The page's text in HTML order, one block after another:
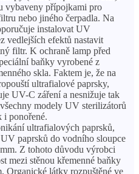
vybaveny přípojkami pro
nebo jiného čerpadla. Na
instalovat UV
vedlejších efektů nastavit
filtr. K ochraně lamp před
baňky vyrobené z
skla. Faktem je, že na
ultrafialové paprsky,
UV-C záření a nesnižuje tak
modely UV sterilizátorů
i ponořené.
ultrafialových paprsků,
paprsků do vodního sloupce
Z tohoto důvodu výrobci
mezi stěnou křemenné baňky
Organické látky rozpuštěné ve